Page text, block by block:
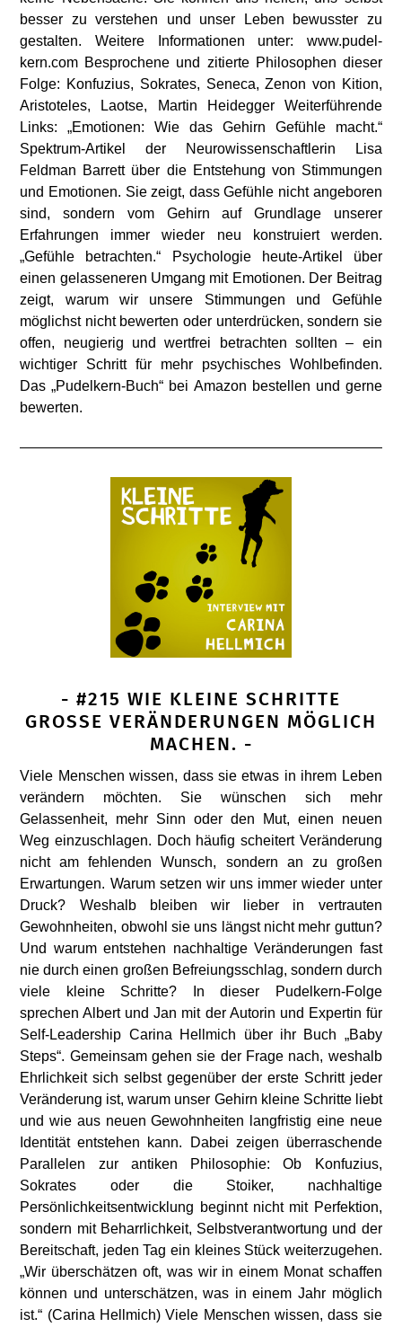
besser zu verstehen und unser Leben bewusster zu
gestalten. Weitere Informationen unter: www.pudel-
kern.com Besprochene und zitierte Philosophen dieser
Folge: Konfuzius, Sokrates, Seneca, Zenon von Kition,
Aristoteles, Laotse, Martin Heidegger Weiterführende
Links: „Emotionen: Wie das Gehirn Gefühle macht.“
Spektrum-Artikel der Neurowissenschaftlerin Lisa
Feldman Barrett über die Entstehung von Stimmungen
und Emotionen. Sie zeigt, dass Gefühle nicht angeboren
sind, sondern vom Gehirn auf Grundlage unserer
Erfahrungen immer wieder neu konstruiert werden.
„Gefühle betrachten.“ Psychologie heute-Artikel über
einen gelasseneren Umgang mit Emotionen. Der Beitrag
zeigt, warum wir unsere Stimmungen und Gefühle
möglichst nicht bewerten oder unterdrücken, sondern sie
offen, neugierig und wertfrei betrachten sollten – ein
wichtiger Schritt für mehr psychisches Wohlbefinden.
Das „Pudelkern-Buch“ bei Amazon bestellen und gerne
bewerten.
- #215 WIE KLEINE SCHRITTE
GROSSE VERÄNDERUNGEN MÖGLICH M
ACHEN. -
Viele Menschen wissen, dass sie etwas in ihrem Leben
verändern möchten. Sie wünschen sich mehr
Gelassenheit, mehr Sinn oder den Mut, einen neuen
Weg einzuschlagen. Doch häufig scheitert Veränderung
nicht am fehlenden Wunsch, sondern an zu großen
Erwartungen. Warum setzen wir uns immer wieder unter
Druck? Weshalb bleiben wir lieber in vertrauten
Gewohnheiten, obwohl sie uns längst nicht mehr guttun?
Und warum entstehen nachhaltige Veränderungen fast
nie durch einen großen Befreiungsschlag, sondern durch
viele kleine Schritte? In dieser Pudelkern-Folge
sprechen Albert und Jan mit der Autorin und Expertin für
Self-Leadership Carina Hellmich über ihr Buch „Baby
Steps“. Gemeinsam gehen sie der Frage nach, weshalb
Ehrlichkeit sich selbst gegenüber der erste Schritt jeder
Veränderung ist, warum unser Gehirn kleine Schritte liebt
und wie aus neuen Gewohnheiten langfristig eine neue
Identität entstehen kann. Dabei zeigen überraschende
Parallelen zur antiken Philosophie: Ob Konfuzius,
Sokrates oder die Stoiker, nachhaltige
Persönlichkeitsentwicklung beginnt nicht mit Perfektion,
sondern mit Beharrlichkeit, Selbstverantwortung und der
Bereitschaft, jeden Tag ein kleines Stück weiterzugehen.
„Wir überschätzen oft, was wir in einem Monat schaffen
können und unterschätzen, was in einem Jahr möglich
ist.“ (Carina Hellmich) Viele Menschen wissen, dass sie